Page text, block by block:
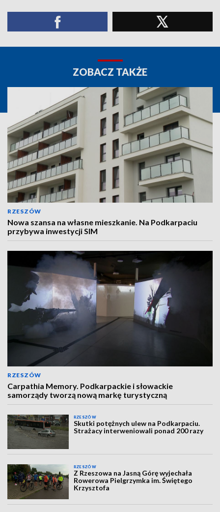
ZOBACZ TAKŻE
RZESZÓW
Nowa szansa na własne mieszkanie. Na Podkarpaciu
przybywa inwestycji SIM
RZESZÓW
Carpathia Memory. Podkarpackie i słowackie
samorządy tworzą nową markę turystyczną
RZESZÓW
Skutki potężnych ulew na Podkarpaciu.
Strażacy interweniowali ponad 200 razy
RZESZÓW
Z Rzeszowa na Jasną Górę wyjechała
Rowerowa Pielgrzymka im. Świętego
Krzysztofa